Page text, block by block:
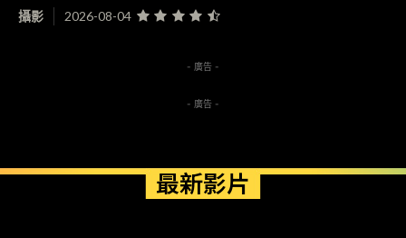
攝影 2026-08-04
- 廣告 -
- 廣告 -
最新影片